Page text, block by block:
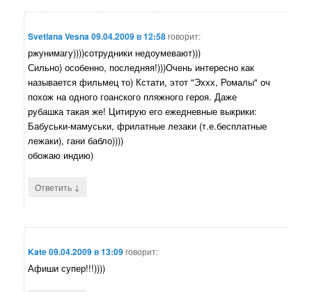
Svetlana Vesna09.04.2009 в 12:58говорит:
ржунимагу))))сотрудники недоумевают)))
Сильно) особенно, последняя!)))Очень интересно как
называется фильмец то) Кстати, этот "Эххх, Ромалы" оч
похож на одного гоанского пляжного героя. Даже
рубашка такая же! Цитирую его ежедневные выкрики:
Бабуськи-мамуськи, фрилатные лезаки (т.е.бесплатные
лежаки), гани бабло))))
обожаю индию)
Ответить ↓
Kate09.04.2009 в 13:09говорит:
Афиши супер!!!))))